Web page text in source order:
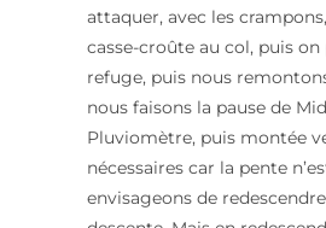
attaquer, avec les
casse-croûte au col, puis
refuge, puis nous
nous faisons la pause de
Pluviomètre, puis montée
nécessaires car la pente
envisageons de